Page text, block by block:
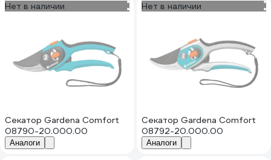
Нет в наличии
Секатор Gardena Comfort
08790-20.000.00
Аналоги
Нет в наличии
Секатор Gardena Comfort
08792-20.000.00
Аналоги